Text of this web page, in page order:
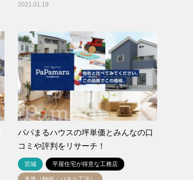
2021.01.19
パパまるハウスの坪単価とみんなの口
コミや評判をリサーチ！
宮城 平屋住宅が得意な工務店